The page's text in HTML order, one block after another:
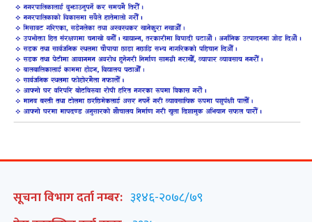
सूचना विभाग दर्ता नम्बर: ३१४६-२०७८/७९